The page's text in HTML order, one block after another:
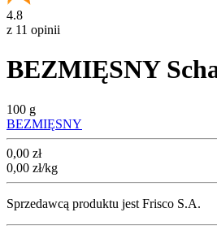
4.8
z 11 opinii
BEZMIĘSNY
100 g
BEZMIĘSNY
Cena
0,00 zł
0,00 zł/kg
Sprzedawcą produktu jest Frisco S.A.